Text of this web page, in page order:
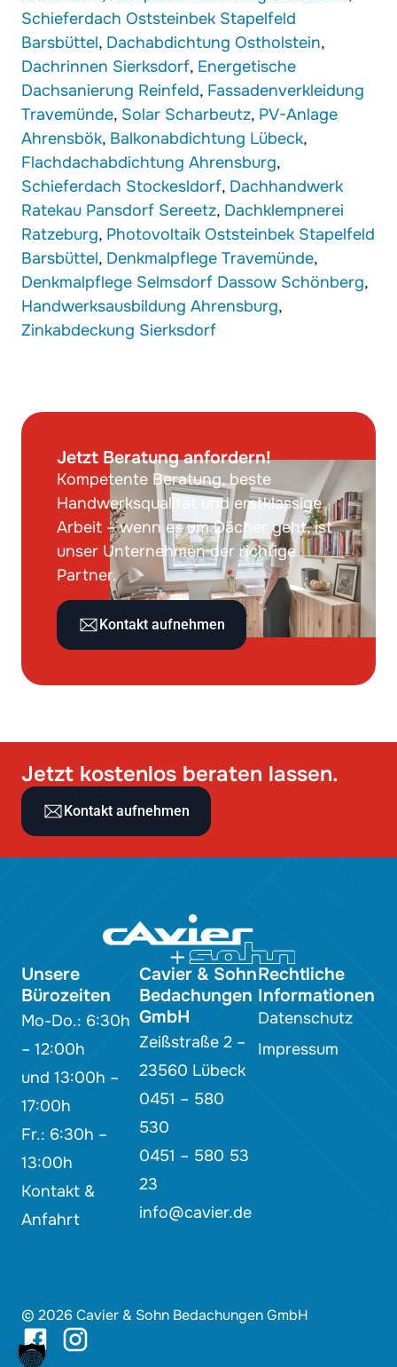
Schieferdach Oststeinbek Stapelfeld
Barsbüttel, Dachabdichtung Ostholstein,
Dachrinnen Sierksdorf, Energetische
Dachsanierung Reinfeld, Fassadenverkleidung
Travemünde, Solar Scharbeutz, PV-Anlage
Ahrensbök, Balkonabdichtung Lübeck,
Flachdachabdichtung Ahrensburg,
Schieferdach Stockesldorf, Dachhandwerk
Ratekau Pansdorf Sereetz, Dachklempnerei
Ratzeburg, Photovoltaik Oststeinbek Stapelfeld
Barsbüttel, Denkmalpflege Travemünde,
Denkmalpflege Selmsdorf Dassow Schönberg,
Handwerksausbildung Ahrensburg,
Zinkabdeckung Sierksdorf
Jetzt Beratung anfordern!
Kompetente Beratung, beste
Handwerksqualität und erstklassige
Arbeit – wenn es um Dächer geht, ist
unser Unternehmen der richtige
Partner.
Kontakt aufnehmen
Jetzt kostenlos beraten lassen.
Kontakt aufnehmen
Unsere
Bürozeiten
Mo-Do.: 6:30h
– 12:00h
und 13:00h –
17:00h
Fr.: 6:30h –
13:00h
Kontakt &
Anfahrt
Cavier & Sohn
Bedachungen
GmbH
Zeißstraße 2 –
23560 Lübeck
0451 – 580
530
0451 – 580 53
23
info@cavier.de
Rechtliche
Informationen
Datenschutz
Impressum
© 2026 Cavier & Sohn Bedachungen GmbH